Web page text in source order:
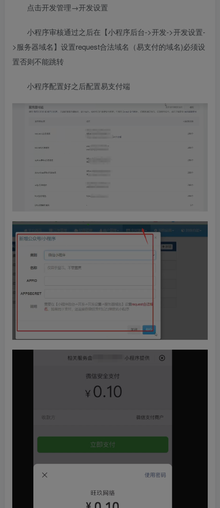
点击开发管理→开发设置
小程序审核通过之后在【小程序后台->开发->开发设置-
>服务器域名】设置request合法域名（易支付的域名)必须设
置否则不能跳转
小程序配置好之后配置易支付端